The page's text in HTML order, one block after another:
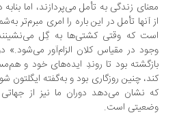
زندگی به تأمل می‌پردازند، اما بنابه
آنها تأمل در این باره را امری مبرم‌تر به‌شمار
که وقتی کشتی‌ها به گِل می‌نشینند،
در مقیاس کلان الزام‌آور می‌شود.» دورانی
بود تا روندِ ایده‌های خود و
چنین روزگاری بود و به‌گفته ایگلتون
نشان می‌دهد دوران ما نیز از جهاتی در
است.